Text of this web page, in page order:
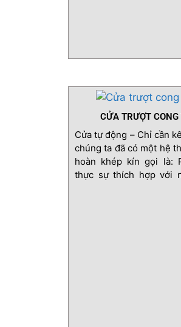
CỬA TRƯỢT
Cửa tự động – Chỉ cần
chúng ta đã có một hệ
hoàn khép kín gọi là:
thực sự thích hợp với